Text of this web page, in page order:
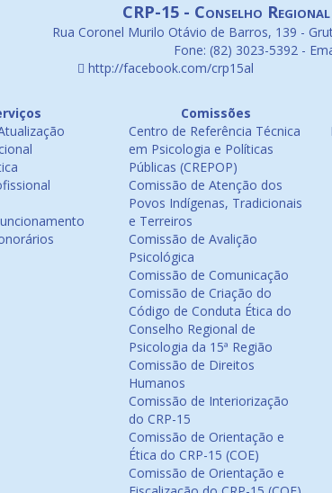
CRP-15 - Conselho
Rua Coronel Murilo Otávio de Barros, 139 -
Fone: (82) 3023-5392 -
http://facebook.com/crp15al
Comissões
Centro de Referência Técnica
em Psicologia e Políticas
Públicas (CREPOP)
Comissão de Atenção dos
Povos Indígenas, Tradicionais
e Terreiros
Comissão de Avalição
Psicológica
Comissão de Comunicação
Comissão de Criação do
Código de Conduta Ética do
Conselho Regional de
Psicologia da 15ª Região
Comissão de Direitos
Humanos
Comissão de Interiorização
do CRP-15
Comissão de Orientação e
Ética do CRP-15 (COE)
Comissão de Orientação e